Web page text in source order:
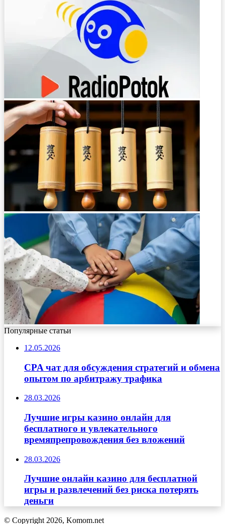
Популярные статьи
12.05.2026
CPA чат для обсуждения стратегий и обмена
опытом по арбитражу трафика
28.03.2026
Лучшие игры казино онлайн для
бесплатного и увлекательного
времяпрепровождения без вложений
28.03.2026
Лучшие онлайн казино для бесплатной
игры и развлечений без риска потерять
деньги
© Copyright 2026, Komom.net